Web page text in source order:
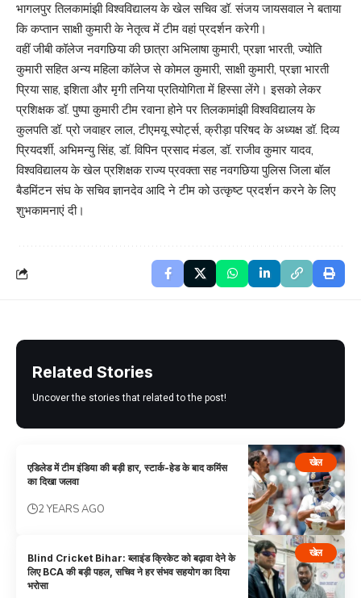
भागलपुर तिलकामांझी विश्वविद्यालय के खेल सचिव डॉ. संजय जायसवाल ने बताया
कि कप्तान साक्षी कुमारी के नेतृत्व में टीम वहां प्रदर्शन करेगी।
वहीं जीबी कॉलेज नवगछिया की छात्रा अभिलाषा कुमारी, प्रज्ञा भारती, ज्योति
कुमारी सहित अन्य महिला कॉलेज से कोमल कुमारी, साक्षी कुमारी, प्रज्ञा भारती
प्रिया साह, इशिता और मृगी तनिया प्रतियोगिता में हिस्सा लेंगे। इसको लेकर
प्रशिक्षक डॉ. पुष्पा कुमारी टीम रवाना होने पर तिलकामांझी विश्वविद्यालय के
कुलपति डॉ. प्रो जवाहर लाल, टीएमयू स्पोर्ट्स, क्रीड़ा परिषद के अध्यक्ष डॉ. दिव्य
प्रियदर्शी, अभिमन्यु सिंह, डॉ. विपिन प्रसाद मंडल, डॉ. राजीव कुमार यादव,
विश्वविद्यालय के खेल प्रशिक्षक राज्य प्रवक्ता सह नवगछिया पुलिस जिला बॉल
बैडमिंटन संघ के सचिव ज्ञानदेव आदि ने टीम को उत्कृष्ट प्रदर्शन करने के लिए
शुभकामनाएं दी।
Related Stories
Uncover the stories that related to the post!
खेल
एडिलेड में टीम इंडिया की बड़ी हार, स्टार्क-हेड के बाद कमिंस
का दिखा जलवा
2 YEARS AGO
खेल
Blind Cricket Bihar: ब्लाइंड क्रिकेट को बढ़ावा देने के
लिए BCA की बड़ी पहल, सचिव ने हर संभव सहयोग का दिया
भरोसा